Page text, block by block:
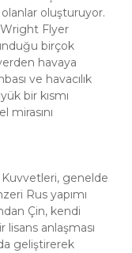
oluşturuyor.
Wright Flyer
birçok
havaya
ve havacılık
bir kısmı
mirasını
Kuvvetleri, genelde
Rus yapımı
Çin, kendi
lisans anlaşması
geliştirerek